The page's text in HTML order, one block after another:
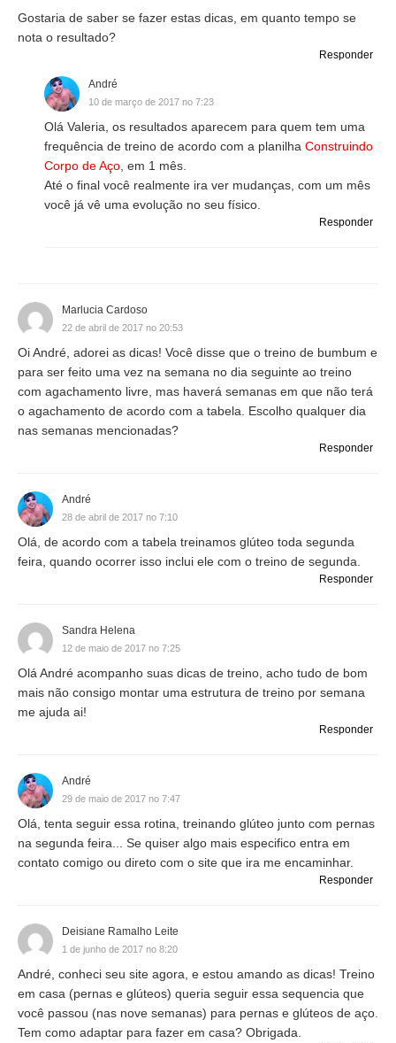
Gostaria de saber se fazer estas dicas, em quanto tempo se
nota o resultado?
Responder
André
10 de março de 2017 no 7:23
Olá Valeria, os resultados aparecem para quem tem uma
frequência de treino de acordo com a planilha Construindo
Corpo de Aço , em 1 mês.
Até o final você realmente ira ver mudanças, com um mês
você já vê uma evolução no seu físico.
Responder
Marlucia Cardoso
22 de abril de 2017 no 20:53
Oi André, adorei as dicas! Você disse que o treino de bumbum e
para ser feito uma vez na semana no dia seguinte ao treino
com agachamento livre, mas haverá semanas em que não terá
o agachamento de acordo com a tabela. Escolho qualquer dia
nas semanas mencionadas?
Responder
André
28 de abril de 2017 no 7:10
Olá, de acordo com a tabela treinamos glúteo toda segunda
feira, quando ocorrer isso inclui ele com o treino de segunda.
Responder
Sandra Helena
12 de maio de 2017 no 7:25
Olá André acompanho suas dicas de treino, acho tudo de bom
mais não consigo montar uma estrutura de treino por semana
me ajuda ai!
Responder
André
29 de maio de 2017 no 7:47
Olá, tenta seguir essa rotina, treinando glúteo junto com pernas
na segunda feira... Se quiser algo mais especifico entra em
contato comigo ou direto com o site que ira me encaminhar.
Responder
Deisiane Ramalho Leite
1 de junho de 2017 no 8:20
André, conheci seu site agora, e estou amando as dicas! Treino
em casa (pernas e glúteos) queria seguir essa sequencia que
você passou (nas nove semanas) para pernas e glúteos de aço.
Tem como adaptar para fazer em casa? Obrigada.